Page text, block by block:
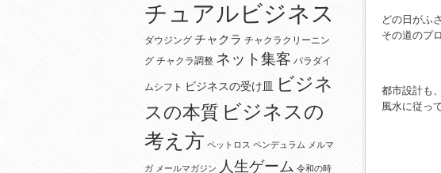
どの日がふ
その道のプ
都市設計も、
風水に従っ
チュアルビジネス
ダウジング チャクラ チャクラクリーニン
グ チャクラ調整 ネット集客 パラダイ
ムシフト ビジネスの受け皿
ビジネ
スの本質 ビジネスの
考え方 ペットロス ペンデュラム メルマ
ガ メールマガジン 人生ゲーム 令和の時